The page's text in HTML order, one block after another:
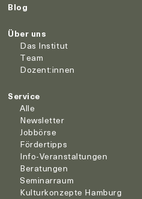
Blog
Über uns
Das Institut
Team
Dozent:innen
Service
Alle
Newsletter
Jobbörse
Fördertipps
Info-Veranstaltungen
Beratungen
Seminarraum
Kulturkonzepte Hamburg